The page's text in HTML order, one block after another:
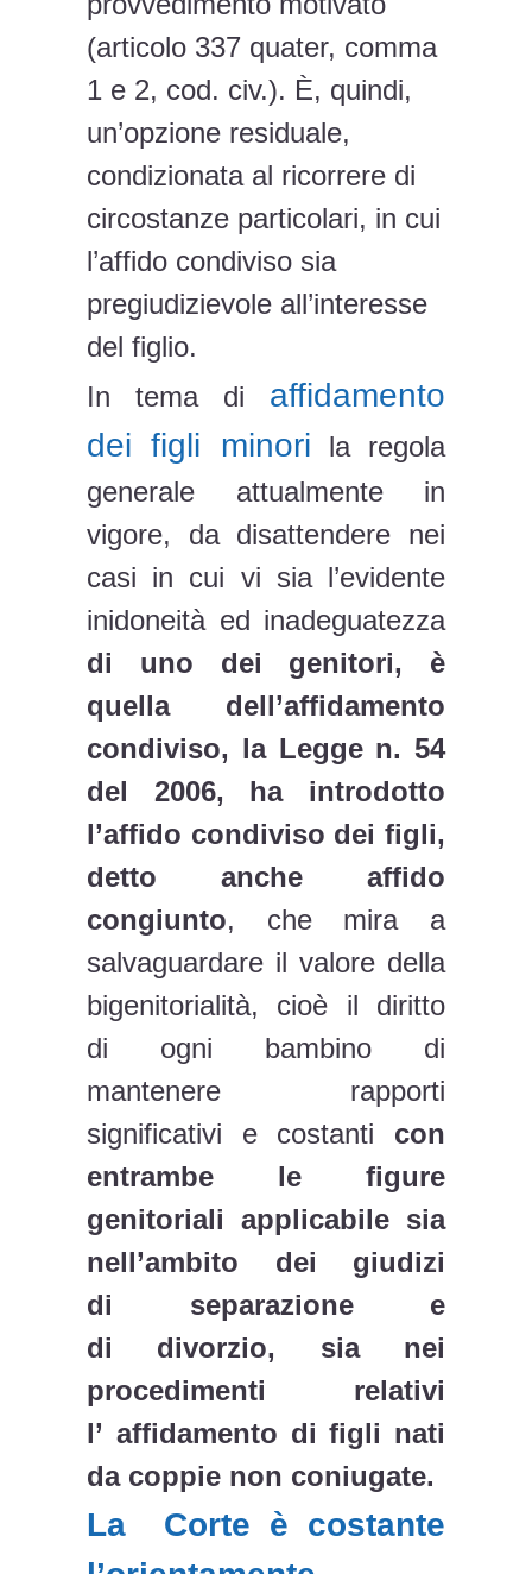
(articolo 337 quater, comma
1 e 2, cod. civ.). È, quindi,
un’opzione residuale,
condizionata al ricorrere di
circostanze particolari, in cui
l’affido condiviso sia
pregiudizievole all’interesse
del figlio.
In tema di affidamento
dei figli minori la regola
generale attualmente in
vigore, da disattendere nei
casi in cui vi sia l’evidente
inidoneità ed inadeguatezza
di uno dei genitori, è
quella dell’affidamento
condiviso, la Legge n. 54
del 2006, ha introdotto
l’affido condiviso dei figli,
detto anche affido
congiunto, che mira a
salvaguardare il valore della
bigenitorialità, cioè il diritto
di ogni bambino di
mantenere rapporti
significativi e costanti con
entrambe le figure
genitoriali applicabile sia
nell’ambito dei giudizi
di separazionee
di divorzio, sia nei
procedimenti relativi
l’ affidamento di figli nati
da coppie non coniugate.
La Corte è costante